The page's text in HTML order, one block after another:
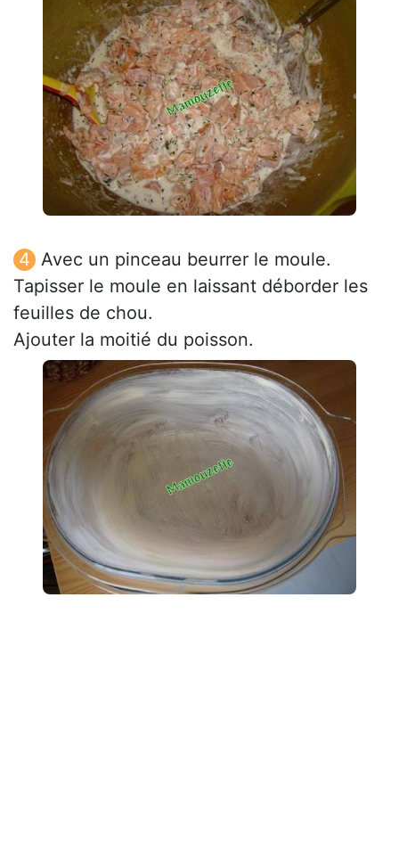
Avec un pinceau beurrer le moule.
Tapisser le moule en laissant déborder les
feuilles de chou.
Ajouter la moitié du poisson.